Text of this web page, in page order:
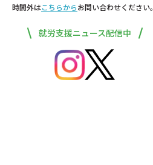
時間外はこちらからお問い合わせください。
就労支援ニュース配信中